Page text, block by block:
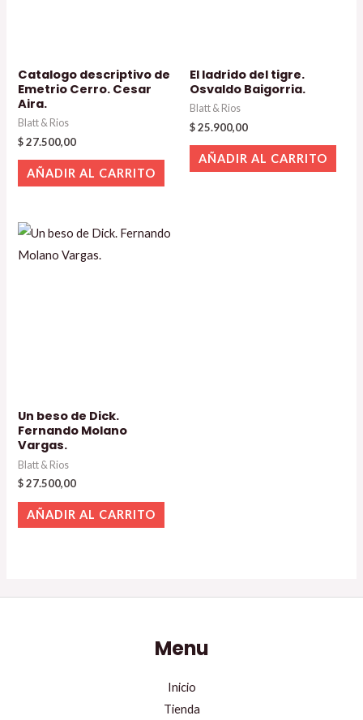
Catalogo descriptivo de
Emetrio Cerro. Cesar
Aira.
Blatt & Rios
$27.500,00
AÑADIR AL CARRITO
El ladrido del tigre.
Osvaldo Baigorria.
Blatt & Rios
$25.900,00
AÑADIR AL CARRITO
Un beso de Dick.
Fernando Molano
Vargas.
Blatt & Rios
$27.500,00
AÑADIR AL CARRITO
Menu
Inicio
Tienda